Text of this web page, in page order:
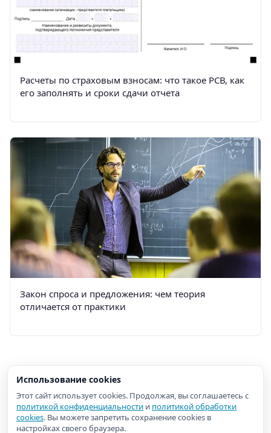
Расчеты по страховым взносам: что такое РСВ, как
его заполнять и сроки сдачи отчета
Закон спроса и предложения: чем теория
отличается от практики
Использование cookies
Этот сайт использует cookies. Продолжая, вы соглашаетесь с
политикой конфиденциальности и политикой обработки
cookies. Вы можете запретить сохранение cookies в
настройках своего браузера.